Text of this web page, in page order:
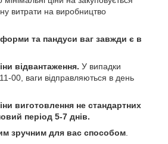
витрати на виробництво
та пандуси ваг завжди є в
відвантаження. У випадки
00, ваги відправляються в день
виготовлення не стандартних
період 5-7 днів.
зручним для вас способом